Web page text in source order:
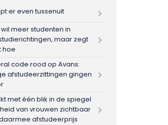
er even tussenuit
meer studenten in
maar zegt
hoe
code rood op Avans:
afstudeerzittingen gingen
met één blik in de spiegel
van vrouwen zichtbaar
afstudeerprijs